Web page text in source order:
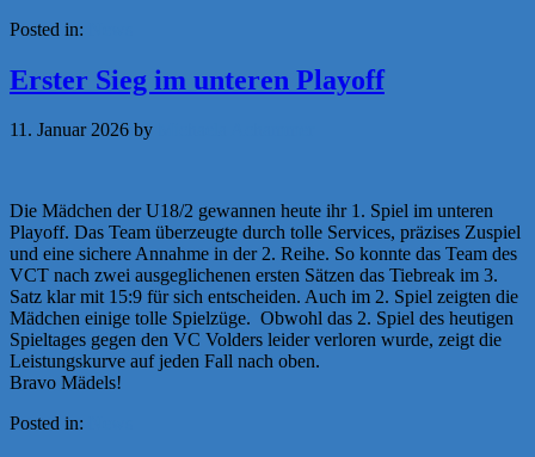
Posted in:
Erster Sieg im unteren Playoff
11. Januar 2026 by
Die Mädchen der U18/2 gewannen heute ihr 1. Spiel im unteren
Playoff. Das Team überzeugte durch tolle Services, präzises Zuspiel
und eine sichere Annahme in der 2. Reihe. So konnte das Team des
VCT nach zwei ausgeglichenen ersten Sätzen das Tiebreak im 3.
Satz klar mit 15:9 für sich entscheiden. Auch im 2. Spiel zeigten die
Mädchen einige tolle Spielzüge. Obwohl das 2. Spiel des heutigen
Spieltages gegen den VC Volders leider verloren wurde, zeigt die
Leistungskurve auf jeden Fall nach oben.
Bravo Mädels!
Posted in: